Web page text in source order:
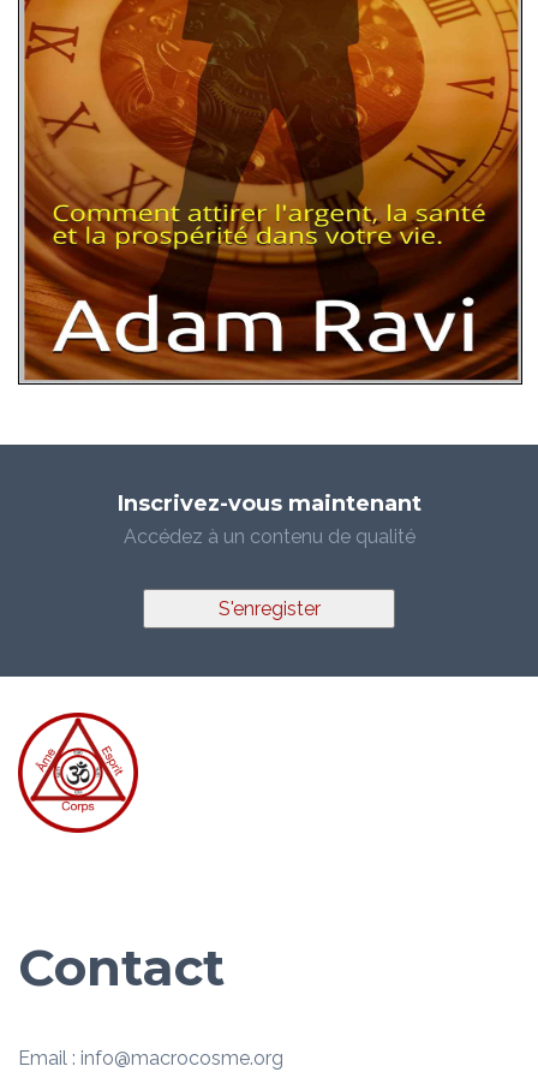
Inscrivez-vous maintenant
Accédez à un contenu de qualité
S'enregister
Contact
Email : info@macrocosme.org